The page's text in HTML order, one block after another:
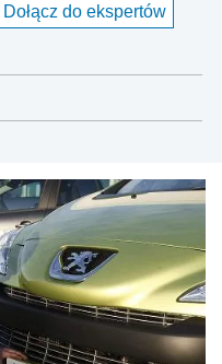
Dołącz do ekspertów